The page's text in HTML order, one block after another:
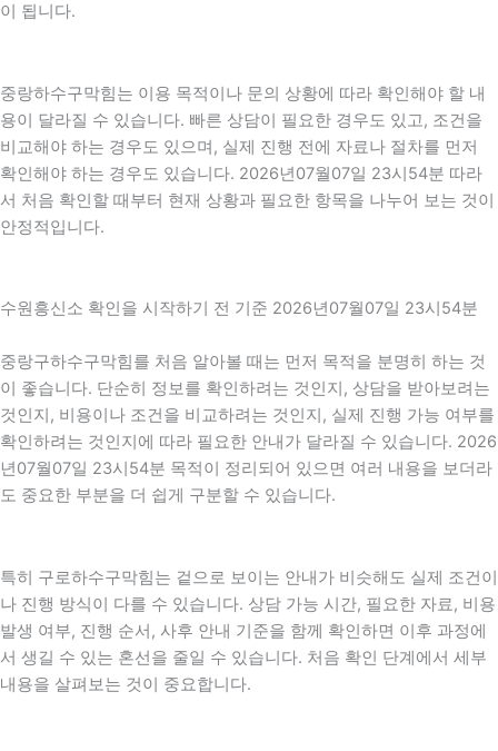
이 됩니다.
중랑하수구막힘는 이용 목적이나 문의 상황에 따라 확인해야 할 내
용이 달라질 수 있습니다. 빠른 상담이 필요한 경우도 있고, 조건을
비교해야 하는 경우도 있으며, 실제 진행 전에 자료나 절차를 먼저
확인해야 하는 경우도 있습니다. 2026년07월07일 23시54분 따라
서 처음 확인할 때부터 현재 상황과 필요한 항목을 나누어 보는 것이
안정적입니다.
수원흥신소 확인을 시작하기 전 기준 2026년07월07일 23시54분
중랑구하수구막힘를 처음 알아볼 때는 먼저 목적을 분명히 하는 것
이 좋습니다. 단순히 정보를 확인하려는 것인지, 상담을 받아보려는
것인지, 비용이나 조건을 비교하려는 것인지, 실제 진행 가능 여부를
확인하려는 것인지에 따라 필요한 안내가 달라질 수 있습니다. 2026
년07월07일 23시54분 목적이 정리되어 있으면 여러 내용을 보더라
도 중요한 부분을 더 쉽게 구분할 수 있습니다.
특히 구로하수구막힘는 겉으로 보이는 안내가 비슷해도 실제 조건이
나 진행 방식이 다를 수 있습니다. 상담 가능 시간, 필요한 자료, 비용
발생 여부, 진행 순서, 사후 안내 기준을 함께 확인하면 이후 과정에
서 생길 수 있는 혼선을 줄일 수 있습니다. 처음 확인 단계에서 세부
내용을 살펴보는 것이 중요합니다.